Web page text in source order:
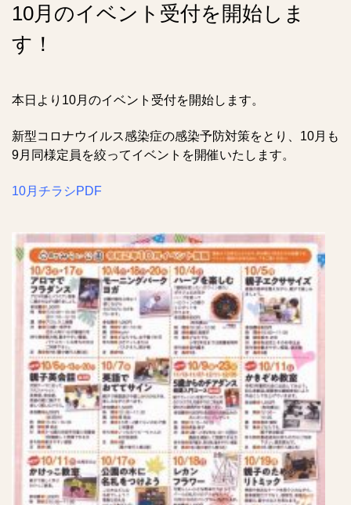
10月のイベント受付を開始しま
す！
本日より10月のイベント受付を開始します。
新型コロナウイルス感染症の感染予防対策をとり、10月も
9月同様定員を絞ってイベントを開催いたします。
10月チラシPDF